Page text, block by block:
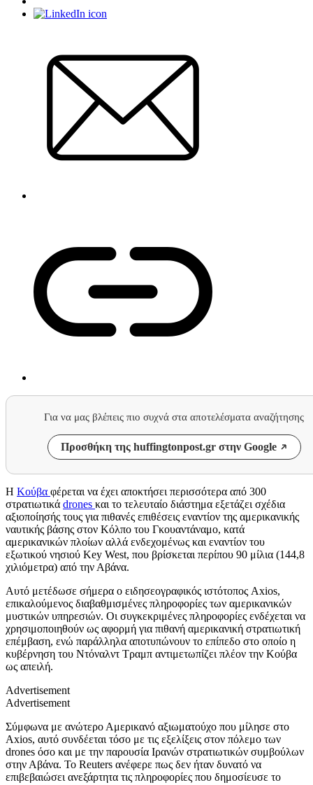
Για να μας βλέπεις πιο συχνά στα αποτελέσματα αναζήτησης
Προσθήκη της huffingtonpost.gr στην Google
Η Κούβα φέρεται να έχει αποκτήσει περισσότερα από 300
στρατιωτικά drones και το τελευταίο διάστημα εξετάζει σχέδια
αξιοποίησής τους για πιθανές επιθέσεις εναντίον της αμερικανικής
ναυτικής βάσης στον Κόλπο του Γκουαντάναμο, κατά
αμερικανικών πλοίων αλλά ενδεχομένως και εναντίον του
εξωτικού νησιού Key West, που βρίσκεται περίπου 90 μίλια (144,8
χιλιόμετρα) από την Αβάνα.
Αυτό μετέδωσε σήμερα ο ειδησεογραφικός ιστότοπος Axios,
επικαλούμενος διαβαθμισμένες πληροφορίες των αμερικανικών
μυστικών υπηρεσιών. Οι συγκεκριμένες πληροφορίες ενδέχεται να
χρησιμοποιηθούν ως αφορμή για πιθανή αμερικανική στρατιωτική
επέμβαση, ενώ παράλληλα αποτυπώνουν το επίπεδο στο οποίο η
κυβέρνηση του Ντόναλντ Τραμπ αντιμετωπίζει πλέον την Κούβα
ως απειλή.
Advertisement
Advertisement
Σύμφωνα με ανώτερο Αμερικανό αξιωματούχο που μίλησε στο
Axios, αυτό συνδέεται τόσο με τις εξελίξεις στον πόλεμο των
drones όσο και με την παρουσία Ιρανών στρατιωτικών συμβούλων
στην Αβάνα. Το Reuters ανέφερε πως δεν ήταν δυνατό να
επιβεβαιώσει ανεξάρτητα τις πληροφορίες που δημοσίευσε το